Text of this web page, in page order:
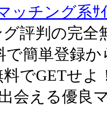
ッチング系ｻ
評判の完
で簡単登録
でGETせ
会える優良